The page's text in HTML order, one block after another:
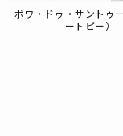
ボワ・ドゥ・サントゥ
ートピー）